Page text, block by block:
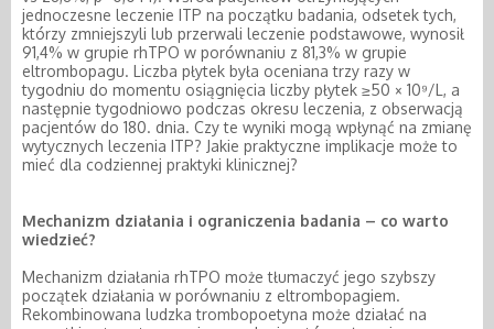
jednoczesne leczenie ITP na początku badania, odsetek tych,
którzy zmniejszyli lub przerwali leczenie podstawowe, wynosił
91,4% w grupie rhTPO w porównaniu z 81,3% w grupie
eltrombopagu. Liczba płytek była oceniana trzy razy w
tygodniu do momentu osiągnięcia liczby płytek ≥50 × 10⁹/L, a
następnie tygodniowo podczas okresu leczenia, z obserwacją
pacjentów do 180. dnia. Czy te wyniki mogą wpłynąć na zmianę
wytycznych leczenia ITP? Jakie praktyczne implikacje może to
mieć dla codziennej praktyki klinicznej?
Mechanizm działania i ograniczenia badania – co warto
wiedzieć?
Mechanizm działania rhTPO może tłumaczyć jego szybszy
początek działania w porównaniu z eltrombopagiem.
Rekombinowana ludzka trombopoetyna może działać na